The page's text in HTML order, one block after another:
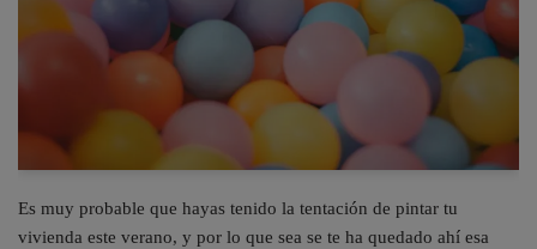
Es muy probable que hayas tenido la tentación de pintar tu
vivienda este verano, y por lo que sea se te ha quedado ahí esa